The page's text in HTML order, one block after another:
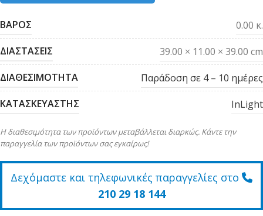
ΒΑΡΟΣ 0.00 κ.
ΔΙΑΣΤΑΣΕΙΣ 39.00 × 11.00 × 39.00 cm
ΔΙΑΘΕΣΙΜΟΤΗΤΑ Παράδοση σε 4 – 10 ημέρες
ΚΑΤΑΣΚΕΥΑΣΤΗΣ InLight
Η διαθεσιμότητα των προϊόντων μεταβάλλεται διαρκώς. Κάντε την
παραγγελία των προϊόντων σας εγκαίρως!
Δεχόμαστε και τηλεφωνικές παραγγελίες στο
210 29 18 144